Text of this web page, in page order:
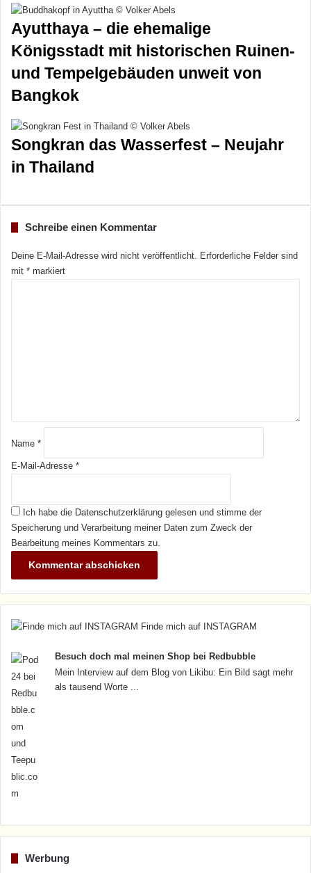
Ayutthaya – die ehemalige
Königsstadt mit historischen Ruinen-
und Tempelgebäuden unweit von
Bangkok
Songkran das Wasserfest – Neujahr
in Thailand
Schreibe einen Kommentar
Deine E-Mail-Adresse wird nicht veröffentlicht. Erforderliche Felder sind
mit * markiert
*
Name *
E-Mail-Adresse *
Ich habe die Datenschutzerklärung gelesen und stimme der
Speicherung und Verarbeitung meiner Daten zum Zweck der
Bearbeitung meines Kommentars zu.
Finde mich auf INSTAGRAM
Besuch doch mal meinen Shop bei Redbubble
Mein Interview auf dem Blog von Likibu: Ein Bild sagt mehr
als tausend Worte ...
Werbung